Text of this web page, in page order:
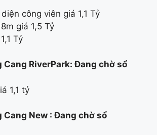
công viên giá 1,1 Tỷ
giá 1,5 Tỷ
Tỷ
Cang RiverPark: Đang chờ sổ
1,1 tỷ
Cang New : Đang chờ sổ